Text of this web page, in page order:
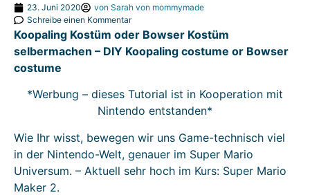
23. Juni 2020 von Sarah von mommymade
Schreibe einen Kommentar
Koopaling Kostüm oder Bowser Kostüm
selbermachen – DIY Koopaling costume or Bowser
costume
*Werbung – dieses Tutorial ist in Kooperation mit
Nintendo entstanden*
Wie Ihr wisst, bewegen wir uns Game-technisch viel
in der Nintendo-Welt, genauer im Super Mario
Universum. – Aktuell sehr hoch im Kurs: Super Mario
Maker 2.